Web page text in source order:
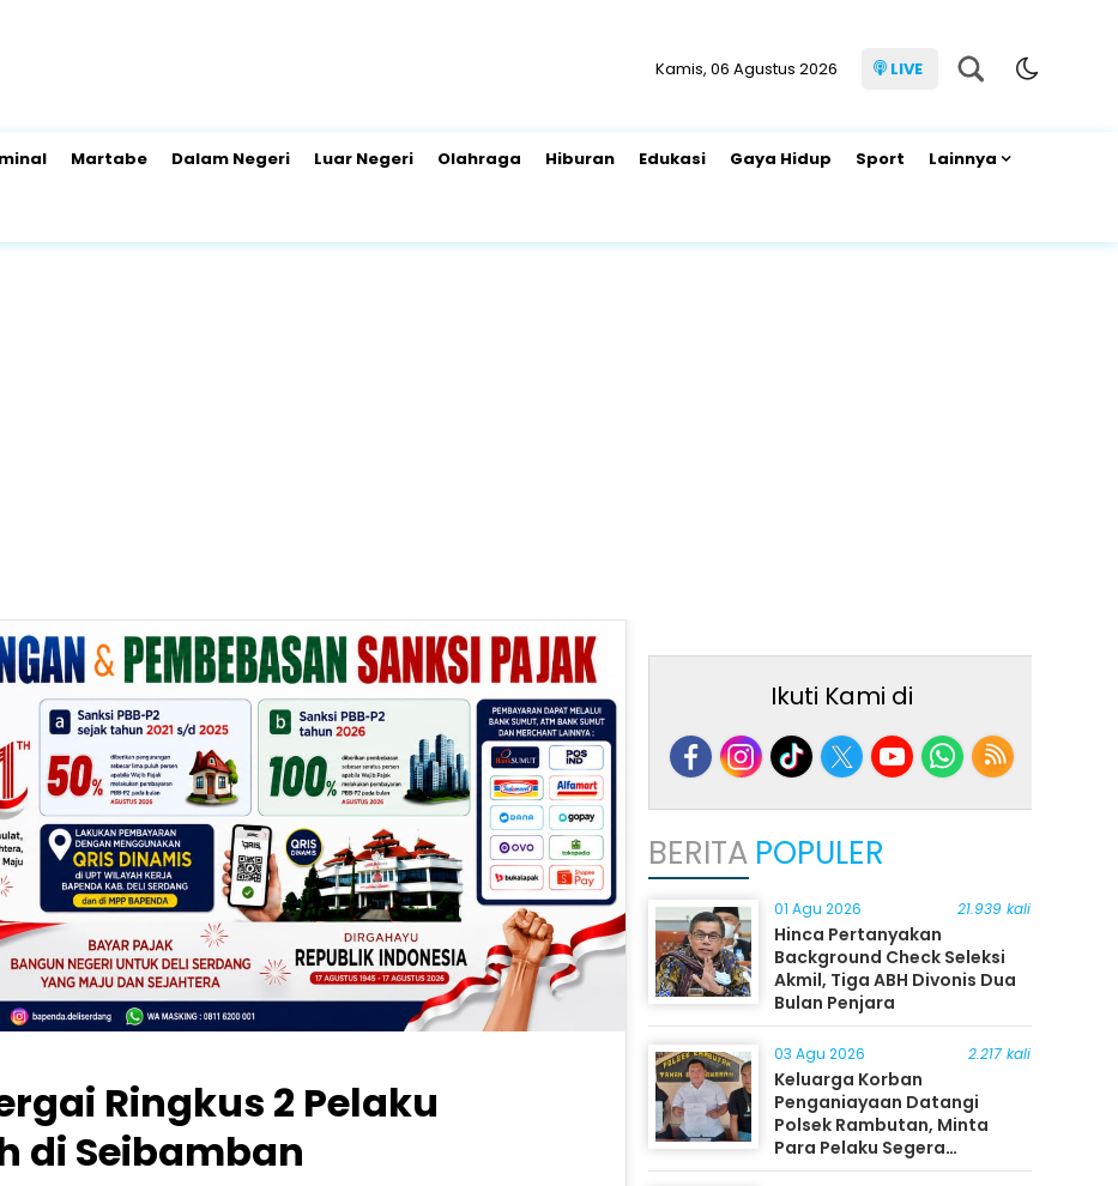
Kamis, 06 Agustus 2026 LIVE
Martabe Dalam Negeri Luar Negeri Olahraga Hiburan Edukasi Gaya Hidup Sport Lainnya
Ringkus 2 Pelaku
di Seibamban
Ikuti Kami di
BERITA POPULER
01 Agu 2026 21.939 kali
Hinca Pertanyakan
Background Check Seleksi
Akmil, Tiga ABH Divonis Dua
Bulan Penjara
03 Agu 2026 2.217 kali
Keluarga Korban
Penganiayaan Datangi
Polsek Rambutan, Minta
Para Pelaku Segera
Ditangkap